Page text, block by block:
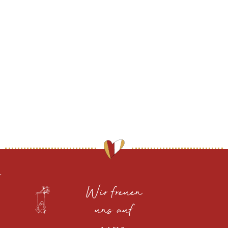
Wir freuen
uns auf